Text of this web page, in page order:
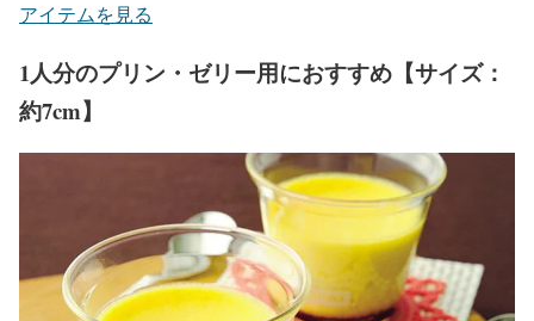
アイテムを見る
1人分のプリン・ゼリー用におすすめ【サイズ：
約7cm】